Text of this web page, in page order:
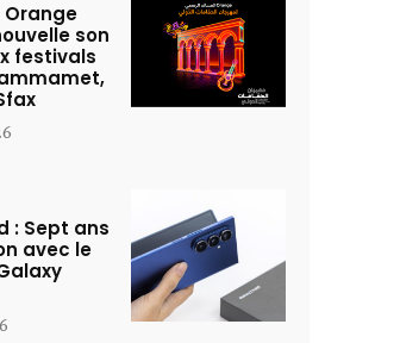
Orange
son
festivals
: Sept ans
avec le